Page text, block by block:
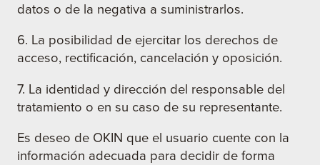
datos o de la negativa a suministrarlos.
6. La posibilidad de ejercitar los derechos de
acceso, rectificación, cancelación y oposición.
7. La identidad y dirección del responsable del
tratamiento o en su caso de su representante.
Es deseo de OKIN que el usuario cuente con la
información adecuada para decidir de forma